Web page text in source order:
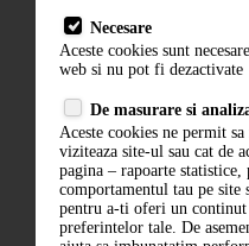
Politica de
Necesare
Aceste cookies sunt
web si nu pot fi dezactivate
De masurare si
Aceste cookies ne permit
viziteaza site-ul sau cat de
pagina – rapoarte statistice,
comportamentul tau pe site
pentru a-ti oferi un
preferintelor tale. De